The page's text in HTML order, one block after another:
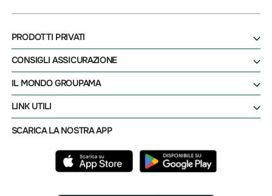
PRODOTTI PRIVATI
CONSIGLI ASSICURAZIONE
IL MONDO GROUPAMA
LINK UTILI
SCARICA LA NOSTRA APP